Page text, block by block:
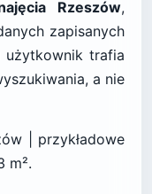
Rzeszów,
zapisanych
użytkownik trafia
a nie
| przykładowe
m².